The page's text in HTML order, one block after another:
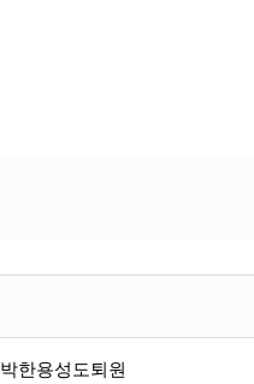
박한용성도퇴원